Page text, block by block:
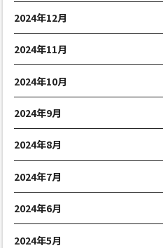
2024年12月
2024年11月
2024年10月
2024年9月
2024年8月
2024年7月
2024年6月
2024年5月